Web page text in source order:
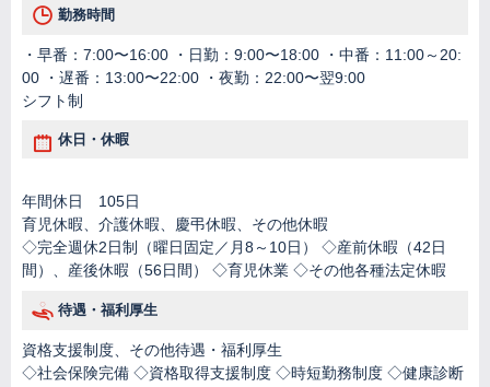
勤務時間
・早番：7:00〜16:00 ・日勤：9:00〜18:00 ・中番：11:00～20:
00 ・遅番：13:00〜22:00 ・夜勤：22:00〜翌9:00
シフト制
休日・休暇
年間休日 105日
育児休暇、介護休暇、慶弔休暇、その他休暇
◇完全週休2日制（曜日固定／月8～10日） ◇産前休暇（42日
間）、産後休暇（56日間） ◇育児休業 ◇その他各種法定休暇
待遇・福利厚生
資格支援制度、その他待遇・福利厚生
◇社会保険完備 ◇資格取得支援制度 ◇時短勤務制度 ◇健康診断